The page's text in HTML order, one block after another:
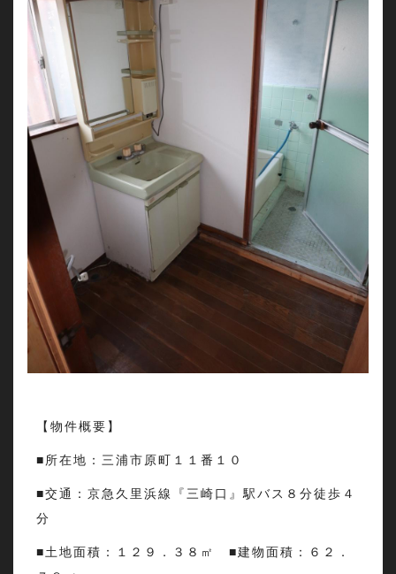
【物件概要】
■所在地：三浦市原町１１番１０
■交通：京急久里浜線『三崎口』駅バス８分徒歩４
分
■土地面積：１２９．３８㎡ ■建物面積：６２．